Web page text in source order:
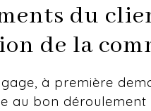
du
de la
à première
au bon